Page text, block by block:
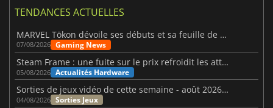
TENDANCES ACTUELLES
MARVEL Tōkon dévoile ses débuts et sa feuille de route
07/08/2026 Gaming News
Steam Frame : une fuite sur le prix refroidit les attentes VR
05/08/2026 Actualités Hardware
Sorties de jeux vidéo de cette semaine - août 2026 (semaine 32)
04/08/2026 Sorties Jeux